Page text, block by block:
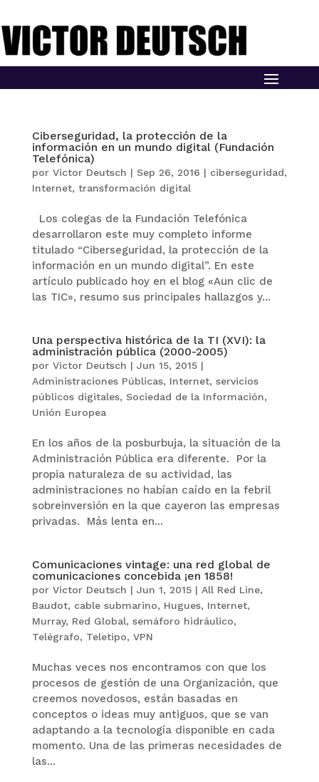
Ciberseguridad, la protección de la
información en un mundo digital (Fundación
Telefónica)
por Victor Deutsch | Sep 26, 2016 | ciberseguridad,
Internet, transformación digital
Los colegas de la Fundación Telefónica
desarrollaron este muy completo informe
titulado “Ciberseguridad, la protección de la
información en un mundo digital”. En este
artículo publicado hoy en el blog «Aun clic de
las TIC», resumo sus principales hallazgos y...
Una perspectiva histórica de la TI (XVI): la
administración pública (2000-2005)
por Victor Deutsch | Jun 15, 2015|
Administraciones Públicas, Internet, servicios
públicos digitales, Sociedad de la Información,
Unión Europea
En los años de la posburbuja, la situación de la
Administración Pública era diferente. Por la
propia naturaleza de su actividad, las
administraciones no habían caído en la febril
sobreinversión en la que cayeron las empresas
privadas. Más lenta en...
Comunicaciones vintage: una red global de
comunicaciones concebida ¡en 1858!
por Victor Deutsch | Jun 1, 2015| All Red Line,
Baudot, cable submarino, Hugues, Internet,
Murray, Red Global, semáforo hidráulico,
Telégrafo, Teletipo, VPN
Muchas veces nos encontramos con que los
procesos de gestión de una Organización, que
creemos novedosos, están basadas en
conceptos o ideas muy antiguos, que se van
adaptando a la tecnología disponible en cada
momento. Una de las primeras necesidades de
las...